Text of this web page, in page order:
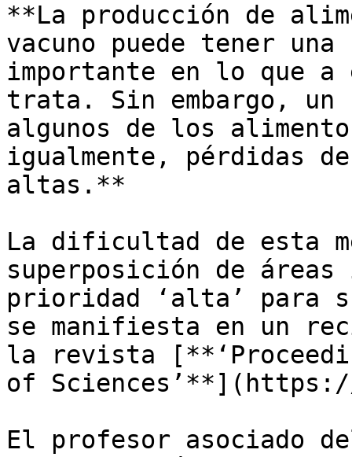
**La producción de
vacuno puede tener
importante en lo que a
trata. Sin embargo, un
algunos de los
igualmente, pérdidas
altas.**
La dificultad de esta
superposición de
prioridad ‘alta’ para
se manifiesta en un
la revista
of
El profesor asociado